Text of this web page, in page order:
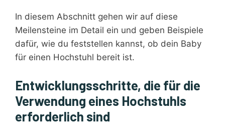
In diesem Abschnitt gehen wir auf diese
Meilensteine im Detail ein und geben Beispiele
dafür, wie du feststellen kannst, ob dein Baby
für einen Hochstuhl bereit ist.
Entwicklungsschritte, die für die
Verwendung eines Hochstuhls
erforderlich sind